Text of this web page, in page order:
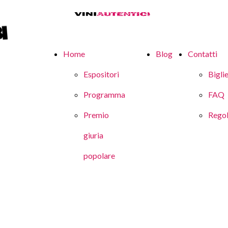
Home
Espositori
Programma
Premio
giuria
popolare
Blog Contatti
FAQ